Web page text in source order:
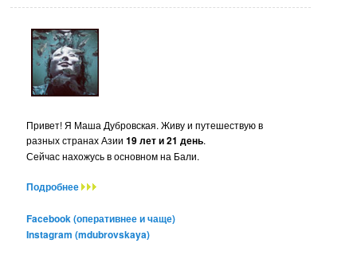
Привет! Я Маша Дубровская. Живу и путешествую в
разных странах Азии19 лет и 21 день.
Сейчас нахожусь в основном на Бали.
Подробнее
Facebook (оперативнее и чаще)
Instagram (mdubrovskaya)